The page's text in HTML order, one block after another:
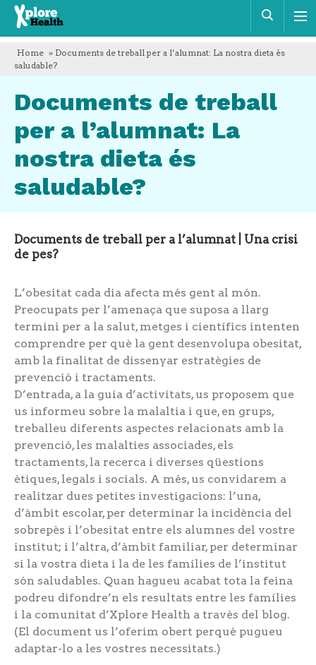
Xplore
Health
Home » Documents de treball per a l’alumnat: La nostra dieta és
saludable?
Documents de treball
per a l’alumnat: La
nostra dieta és
saludable?
Documents de treball per a l’alumnat | Una crisi
de pes?
L’obesitat cada dia afecta més gent al món.
Preocupats per l’amenaça que suposa a llarg
termini per a la salut, metges i científics intenten
comprendre per què la gent desenvolupa obesitat,
amb la finalitat de dissenyar estratègies de
prevenció i tractaments.
D’entrada, a la guia d’activitats, us proposem que
us informeu sobre la malaltia i que, en grups,
treballeu diferents aspectes relacionats amb la
prevenció, les malalties associades, els
tractaments, la recerca i diverses qüestions
ètiques, legals i socials. A més, us convidarem a
realitzar dues petites investigacions: l’una,
d’àmbit escolar, per determinar la incidència del
sobrepès i l’obesitat entre els alumnes del vostre
institut; i l’altra, d’àmbit familiar, per determinar
si la vostra dieta i la de les famílies de l’institut
són saludables. Quan hagueu acabat tota la feina
podreu difondre’n els resultats entre les famílies
i la comunitat d’Xplore Health a través del blog.
(El document us l’oferim obert perquè pugueu
adaptar-lo a les vostres necessitats.)